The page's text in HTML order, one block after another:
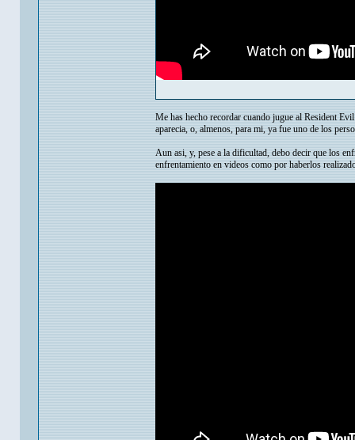
Me has hecho recordar cuando jugue al Resident
aparecia, o, almenos, para mi, ya fue uno de los
Aun asi, y, pese a la dificultad, debo decir que los
enfrentamiento en videos como por haberlos